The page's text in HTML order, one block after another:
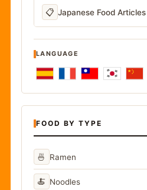
📋 Japanese Food Articles
LANGUAGE
FOOD BY TYPE
🍜 Ramen
🍝 Noodles